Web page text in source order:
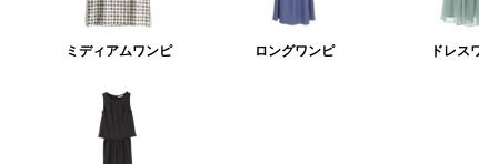
ミディアムワンピ ロングワンピ ドレス